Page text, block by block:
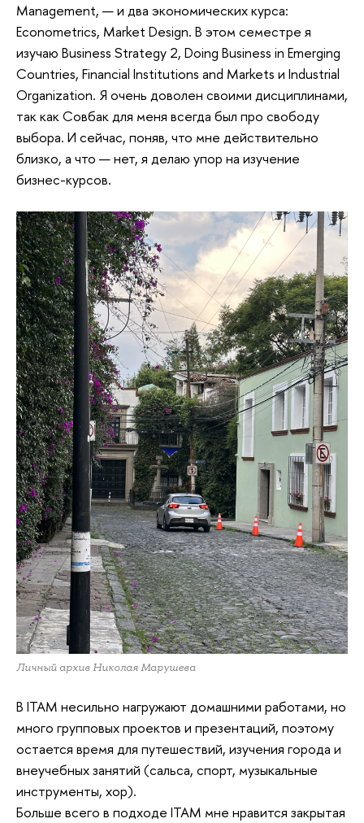
Management, — и два экономических курса:
Econometrics, Market Design. В этом семестре я
изучаю Business Strategy 2, Doing Business in Emerging
Countries, Financial Institutions and Markets и Industrial
Organization. Я очень доволен своими дисциплинами,
так как Совбак для меня всегда был про свободу
выбора. И сейчас, поняв, что мне действительно
близко, а что — нет, я делаю упор на изучение
бизнес-курсов.
Личный архив Николая Марушева
В ITAM несильно нагружают домашними работами, но
много групповых проектов и презентаций, поэтому
остается время для путешествий, изучения города и
внеучебных занятий (сальса, спорт, музыкальные
инструменты, хор).
Больше всего в подходе ITAM мне нравится закрытая